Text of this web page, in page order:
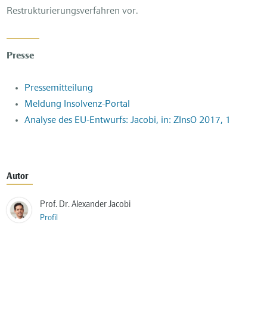
Restrukturierungsverfahren vor.
Presse
Pressemitteilung
Meldung Insolvenz-Portal
Analyse des EU-Entwurfs: Jacobi, in: ZInsO 2017, 1
Autor
Prof. Dr. Alexander Jacobi
Profil